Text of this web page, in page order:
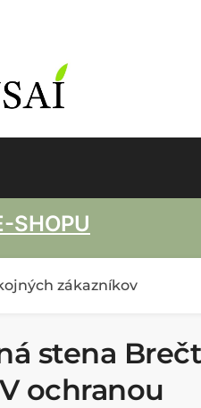
SHOPU
zákazníkov
stena
ochranou